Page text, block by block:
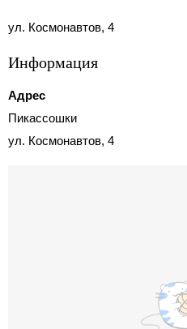
ул. Космонавтов, 4
Информация
Адрес
Пикассошки
ул. Космонавтов, 4